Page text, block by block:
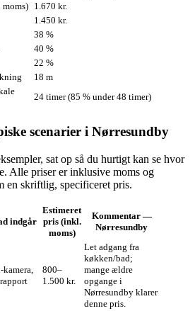
1.670 kr.
1.450 kr.
38 %
40 %
22 %
18 m
24 timer (85 % under 48 timer)
scenarier i Nørresundby
sat op så du hurtigt kan se hvor
Alle priser er inklusive moms og
skriftlig, specificeret pris.
indgår
Estimeret
pris (inkl.
moms)
Kommentar —
Nørresundby
800–
1.500 kr.
Let adgang fra
køkken/bad;
mange ældre
opgange i
Nørresundby klarer
denne pris.